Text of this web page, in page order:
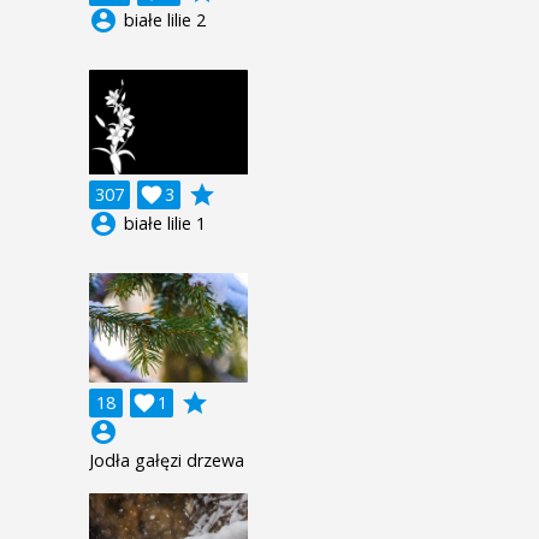
account_circle białe lilie 2
307 3

grade
account_circle białe lilie 1
18 1

grade
account_circle
Jodła gałęzi drzewa